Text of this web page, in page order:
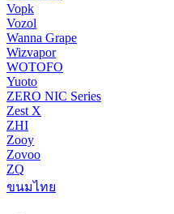
Vopk
Vozol
Wanna Grape
Wizvapor
WOTOFO
Yuoto
ZERO NIC Series
Zest X
ZHI
Zooy
Zovoo
ZQ
ขนมไทย